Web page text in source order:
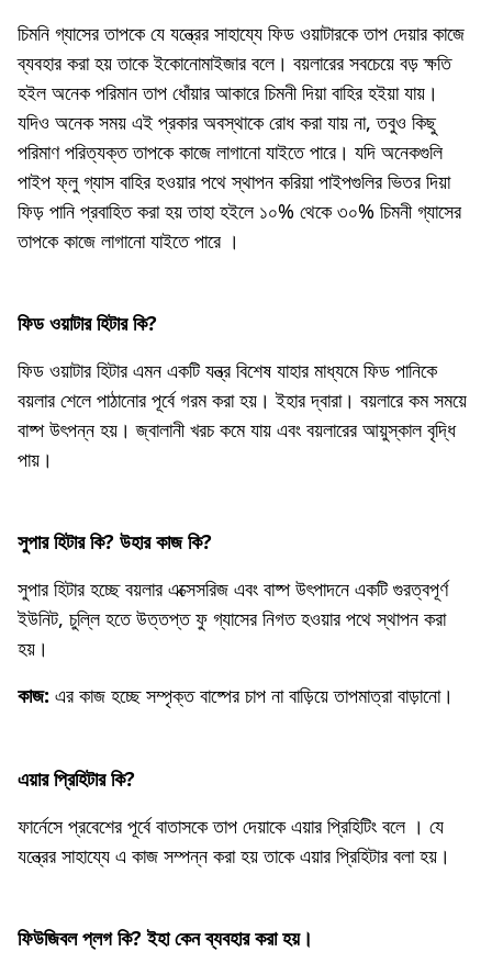
চিমনি গ্যাসের তাপকে যে যন্ত্রের সাহায্যে ফিড ওয়াটারকে তাপ দেয়ার কাজে
ব্যবহার করা হয় তাকে ইকোনােমাইজার বলে। বয়লারের সবচেয়ে বড় ক্ষতি
হইল অনেক পরিমান তাপ ধোঁয়ার আকারে চিমনী দিয়া বাহির হইয়া যায়।
যদিও অনেক সময় এই প্রকার অবস্থাকে রােধ করা যায় না, তবুও কিছু
পরিমাণ পরিত্যক্ত তাপকে কাজে লাগানাে যাইতে পারে। যদি অনেকগুলি
পাইপ ফ্লু গ্যাস বাহির হওয়ার পথে স্থাপন করিয়া পাইপগুলির ভিতর দিয়া
ফিড় পানি প্রবাহিত করা হয় তাহা হইলে ১০% থেকে ৩০% চিমনী গ্যাসের
তাপকে কাজে লাগানাে যাইতে পারে ।
ফিড ওয়াটার হিটার কি?
ফিড ওয়াটার হিটার এমন একটি যন্ত্র বিশেষ যাহার মাধ্যমে ফিড পানিকে
বয়লার শেলে পাঠানাের পূর্বে গরম করা হয়। ইহার দ্বারা। বয়লারে কম সময়ে
বাষ্প উৎপন্ন হয়। জ্বালানী খরচ কমে যায় এবং বয়লারের আয়ুস্কাল বৃদ্ধি
পায়।
সুপার হিটার কি? উহার কাজ কি?
সুপার হিটার হচ্ছে বয়লার এক্সেসরিজ এবং বাষ্প উৎপাদনে একটি গুরত্বপূর্ণ
ইউনিট, চুল্লি হতে উত্তপ্ত ফু গ্যাসের নিগত হওয়ার পথে স্থাপন করা
হয়।
কাজ: এর কাজ হচ্ছে সম্পৃক্ত বাষ্পের চাপ না বাড়িয়ে তাপমাত্রা বাড়ানো।
এয়ার প্রিহিটার কি?
ফার্নেসে প্রবেশের পূর্বে বাতাসকে তাপ দেয়াকে এয়ার প্রিহিটিং বলে । যে
যন্ত্রের সাহায্যে এ কাজ সম্পন্ন করা হয় তাকে এয়ার প্রিহিটার বলা হয়।
ফিউজিবল প্লগ কি? ইহা কেন ব্যবহার করা হয়।